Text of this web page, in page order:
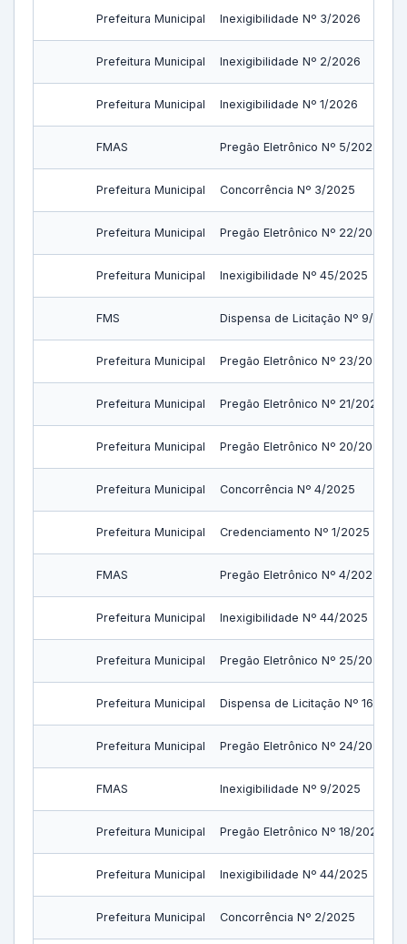
Prefeitura Municipal Inexigibilidade Nº 3/2026
Prefeitura Municipal Inexigibilidade Nº 2/2026
Prefeitura Municipal Inexigibilidade Nº 1/2026
FMAS Pregão Eletrônico Nº 5/2025
Prefeitura Municipal Concorrência Nº 3/2025
Prefeitura Municipal Pregão Eletrônico Nº 22/2025
Prefeitura Municipal Inexigibilidade Nº 45/2025
FMS Dispensa de Licitação Nº 9/2025
Prefeitura Municipal Pregão Eletrônico Nº 23/2025
Prefeitura Municipal Pregão Eletrônico Nº 21/2025
Prefeitura Municipal Pregão Eletrônico Nº 20/2025
Prefeitura Municipal Concorrência Nº 4/2025
Prefeitura Municipal Credenciamento Nº 1/2025
FMAS Pregão Eletrônico Nº 4/2025
Prefeitura Municipal Inexigibilidade Nº 44/2025
Prefeitura Municipal Pregão Eletrônico Nº 25/2025
Prefeitura Municipal Dispensa de Licitação Nº 16/2025
Prefeitura Municipal Pregão Eletrônico Nº 24/2025
FMAS Inexigibilidade Nº 9/2025
Prefeitura Municipal Pregão Eletrônico Nº 18/2025
Prefeitura Municipal Inexigibilidade Nº 44/2025
Prefeitura Municipal Concorrência Nº 2/2025